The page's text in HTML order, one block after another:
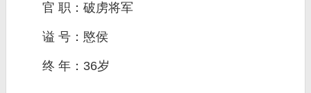
官 职：破虏将军
谥 号：愍侯
终 年：36岁